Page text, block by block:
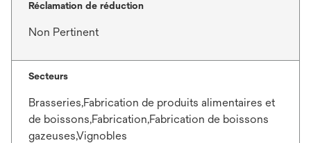
Réclamation de réduction
Non Pertinent
Secteurs
Brasseries,Fabrication de produits alimentaires et
de boissons,Fabrication,Fabrication de boissons
gazeuses,Vignobles